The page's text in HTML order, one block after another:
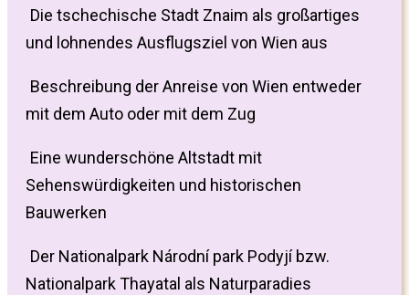
Die tschechische Stadt Znaim als großartiges
und lohnendes Ausflugsziel von Wien aus
Beschreibung der Anreise von Wien entweder
mit dem Auto oder mit dem Zug
Eine wunderschöne Altstadt mit
Sehenswürdigkeiten und historischen
Bauwerken
Der Nationalpark Národní park Podyjí bzw.
Nationalpark Thayatal als Naturparadies